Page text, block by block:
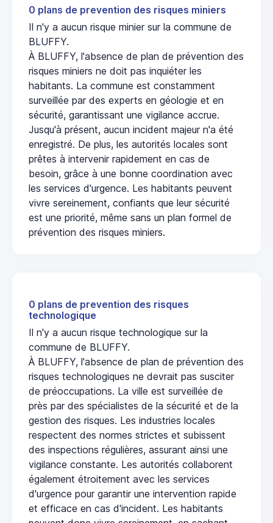
0 plans de prevention des risques miniers
Il n'y a aucun risque minier sur la commune de
BLUFFY.
À BLUFFY, l'absence de plan de prévention des
risques miniers ne doit pas inquiéter les
habitants. La commune est constamment
surveillée par des experts en géologie et en
sécurité, garantissant une vigilance accrue.
Jusqu'à présent, aucun incident majeur n'a été
enregistré. De plus, les autorités locales sont
prêtes à intervenir rapidement en cas de
besoin, grâce à une bonne coordination avec
les services d'urgence. Les habitants peuvent
vivre sereinement, confiants que leur sécurité
est une priorité, même sans un plan formel de
prévention des risques miniers.
0 plans de prevention des risques
technologique
Il n'y a aucun risque technologique sur la
commune de BLUFFY.
À BLUFFY, l'absence de plan de prévention des
risques technologiques ne devrait pas susciter
de préoccupations. La ville est surveillée de
près par des spécialistes de la sécurité et de la
gestion des risques. Les industries locales
respectent des normes strictes et subissent
des inspections régulières, assurant ainsi une
vigilance constante. Les autorités collaborent
également étroitement avec les services
d'urgence pour garantir une intervention rapide
et efficace en cas d'incident. Les habitants